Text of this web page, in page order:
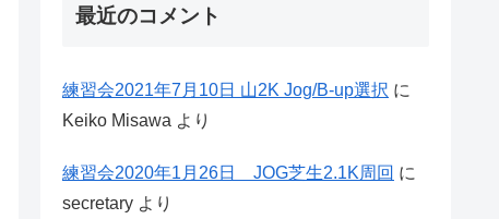
最近のコメント
練習会2021年7月10日 山2K Jog/B-up選択 に
Keiko Misawa より
練習会2020年1月26日 JOG芝生2.1K周回 に
secretary より